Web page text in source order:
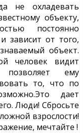
не охладевать
объекту,
постоянно
зависит от того,
объект.
человек видит
ему
то, что по
дает
Люди! Сбросьте
взрослости!
мечтайте !